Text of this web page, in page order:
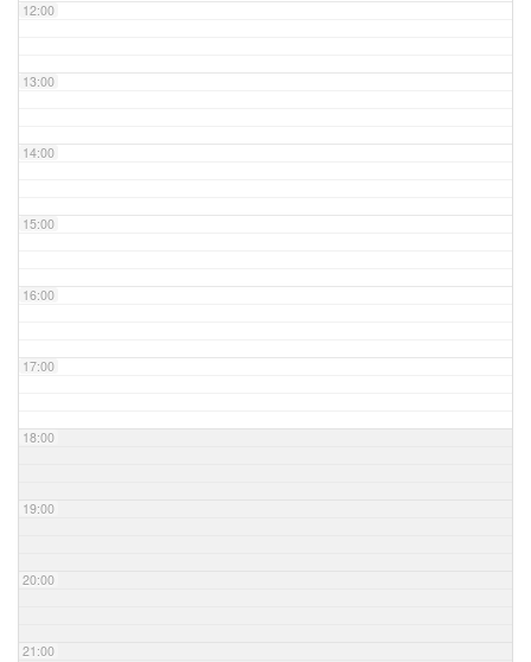
12:00
13:00
14:00
15:00
16:00
17:00
18:00
19:00
20:00
21:00